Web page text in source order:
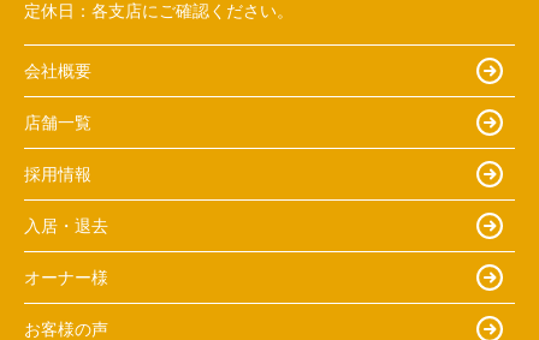
定休日： 各支店にご確認ください。
会社概要
店舗一覧
採用情報
入居・退去
オーナー様
お客様の声